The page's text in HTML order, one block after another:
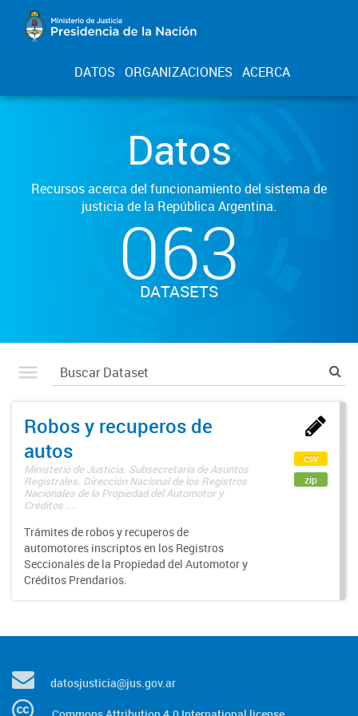
DATOS ORGANIZACIONES ACERCA
Datos
Recursos acerca del funcionamiento del sistema de
justicia de la República Argentina.
063
DATASETS
Robos y recuperos de
autos
Ministerio de Justicia. Subsecretaría de Asuntos
Registrales. Dirección Nacional de los Registros
Nacionales de la Propiedad del Automotor y
Créditos ...
Trámites de robos y recuperos de
automotores inscriptos en los Registros
Seccionales de la Propiedad del Automotor y
Créditos Prendarios.
csv
zip
datosjusticia@jus.gov.ar